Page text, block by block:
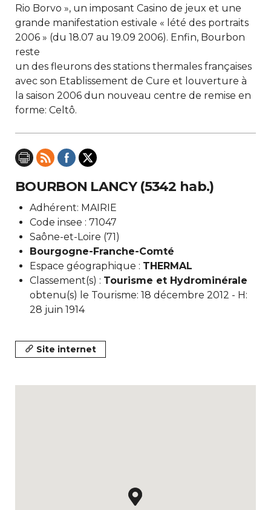
Rio Borvo », un imposant Casino de jeux et une
grande manifestation estivale « lété des portraits
2006 » (du 18.07 au 19.09 2006). Enfin, Bourbon
reste
un des fleurons des stations thermales françaises
avec son Etablissement de Cure et louverture à
la saison 2006 dun nouveau centre de remise en
forme: Celtô.
BOURBON LANCY (5342 hab.)
Adhérent: MAIRIE
Code insee : 71047
Saône-et-Loire (71)
Bourgogne-Franche-Comté
Espace géographique : THERMAL
Classement(s) : Tourisme et Hydrominérale
obtenu(s) le Tourisme: 18 décembre 2012 - H:
28 juin 1914
Site internet